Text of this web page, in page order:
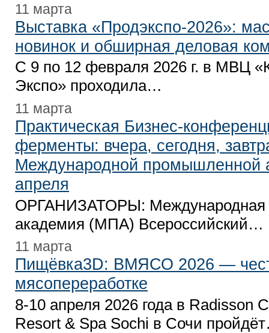
11 марта
Выставка «Продэкспо-2026»:
новинок и обширная деловая
С 9 по 12 февраля 2026 г. в МВЦ
Экспо» проходила…
11 марта
Практическая Бизнес-
ферменты: вчера, сегодня,
Международной промышленной
апреля
ОРГАНИЗАТОРЫ: Международная
академия (МПА) Всероссийский…
11 марта
Пищёвка3D: ВМЯСО 2026 —
мясопереработке
8-10 апреля 2026 года в Radisson
Resort & Spa Sochi в Сочи